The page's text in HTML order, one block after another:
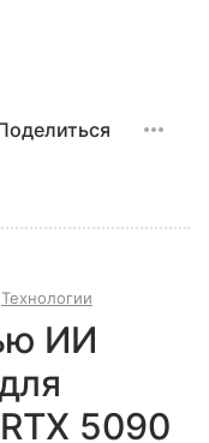
Технологии
ИИ
5090